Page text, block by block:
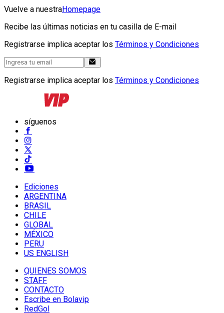
Vuelve a nuestraHomepage
Recibe las últimas noticias en tu casilla de E-mail
Registrarse implica aceptar los Términos y Condiciones
Registrarse implica aceptar los Términos y Condiciones
síguenos
Ediciones
ARGENTINA
BRASIL
CHILE
GLOBAL
MÉXICO
PERU
US ENGLISH
QUIENES SOMOS
STAFF
CONTACTO
Escribe en Bolavip
RedGol